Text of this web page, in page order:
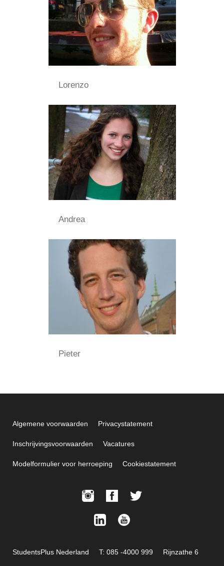
Lorenzo
Andrea
Pieter
Algemene voorwaarden Privacystatement
Inschrijvingsvoorwaarden Vacatures
Modelformulier voor herroeping Cookiestatement
StudentsPlus Nederland T: 085 -4000 999 Rijnzathe 6